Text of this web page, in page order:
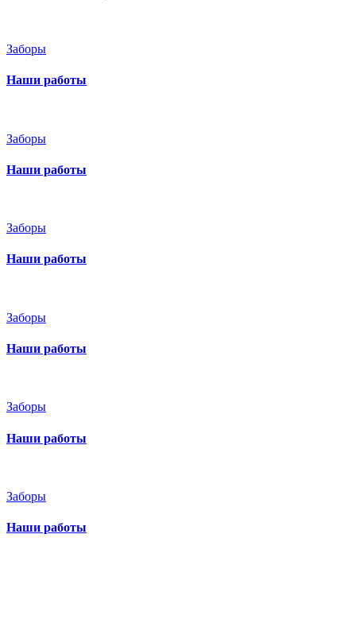
Заборы
Наши работы
Заборы
Наши работы
Заборы
Наши работы
Заборы
Наши работы
Заборы
Наши работы
Заборы
Наши работы